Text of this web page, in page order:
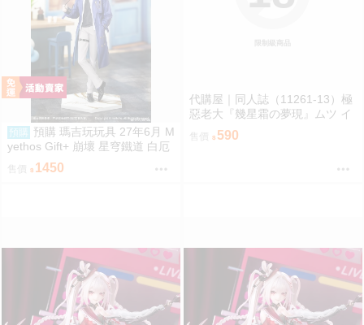
預購
預購 瑪吉玩玩具 27年6月 M
yethos Gift+ 崩壞 星穹鐵道 白厄
列車環遊記Ver 1/8 1009
1450
限制級商品
代購屋｜同人誌（11261-13）極
惡老大『幾星霜の夢現』ムツ イ
チメモリ
590